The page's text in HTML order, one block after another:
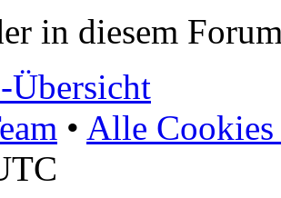
in diesem
Übersicht
• Alle Cookies